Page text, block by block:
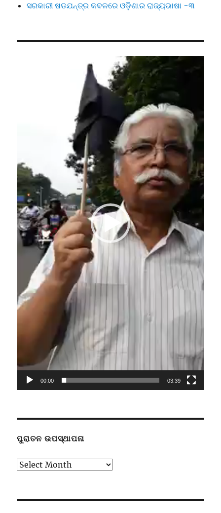
ସରକାରୀ ଷଡଯନ୍ତ୍ର କବଳରେ ଓଡ଼ିଶାର ରାଜ୍ୟଭାଷା -୩
00:00 03:39
ପୁରାତନ ଉପସ୍ଥାପନା
ପୁରାତନ